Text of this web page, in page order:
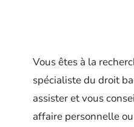
Vous êtes à la
spécialiste du droit
assister et vous
affaire personnelle